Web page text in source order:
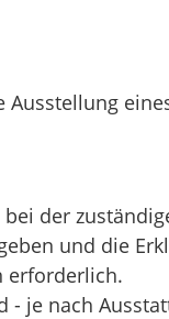
der
und die
erforderlich.
- je nach